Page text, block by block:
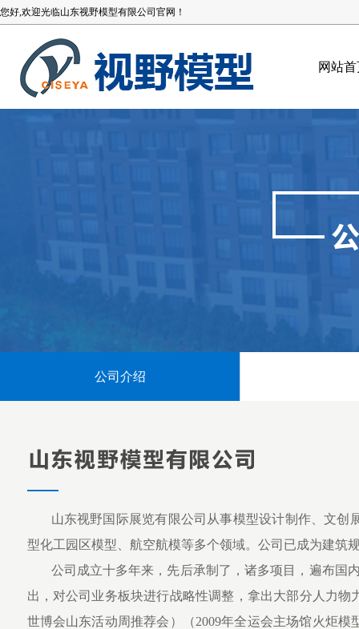
您好,欢迎光临山东视野模型有限公司官网！
网站
公司介绍
山东视野国际展览有限公司从事模型设计制作、文
型化工园区模型、航空航模等多个领域。公司已成为建筑
公司成立十多年来，先后承制了，诸多项目，遍布国
出，对公司业务板块进行战略性调整，拿出大部分人力
世博会山东活动周推荐会）（2009年全运会主场馆火炬